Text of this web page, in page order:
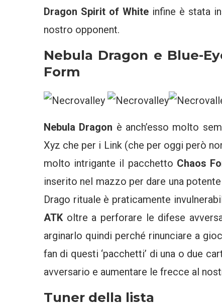
Dragon Spirit of White infine è stata
nostro opponent.
Nebula Dragon e Blue-
Form
Nebula Dragon è anch’esso molto
Xyz che per i Link (che per oggi però
molto intrigante il pacchetto Chaos
inserito nel mazzo per dare una
Drago rituale è praticamente
ATKoltre a perforare le difese
arginarlo quindi perché rinunciare a
fan di questi ‘pacchetti’ di una o due
avversario e aumentare le frecce al
Tuner della lista